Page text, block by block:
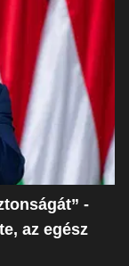
-
az egész